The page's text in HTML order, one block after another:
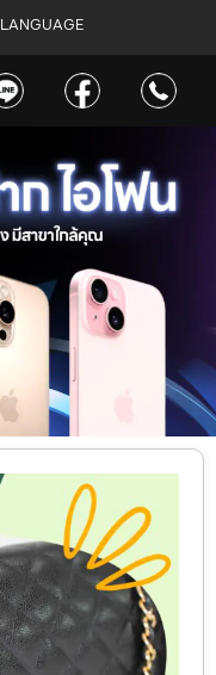
LANGUAGE